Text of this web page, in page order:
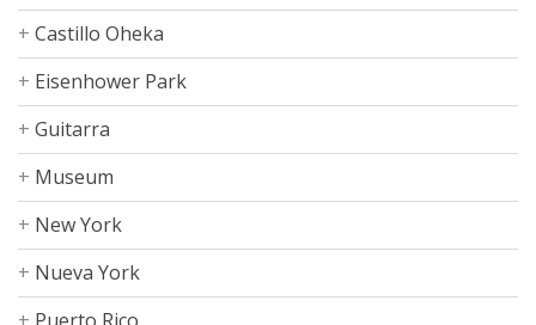
Castillo Oheka
Eisenhower Park
Guitarra
Museum
New York
Nueva York